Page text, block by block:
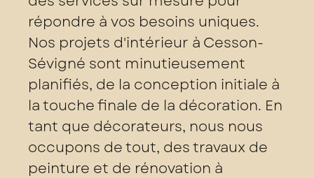
répondre à vos besoins uniques.
Nos projets d'intérieur à Cesson-
Sévigné sont minutieusement
planifiés, de la conception initiale à
la touche finale de la décoration. En
tant que décorateurs, nous nous
occupons de tout, des travaux de
peinture et de rénovation à